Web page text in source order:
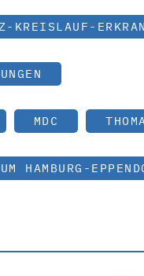
KREISLAUF-
MDC
HAMBURG-